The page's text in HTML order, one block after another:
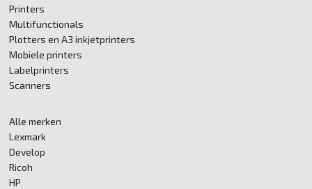
Printers
Multifunctionals
Plotters en A3 inkjetprinters
Mobiele printers
Labelprinters
Scanners
Alle merken
Lexmark
Develop
Ricoh
HP